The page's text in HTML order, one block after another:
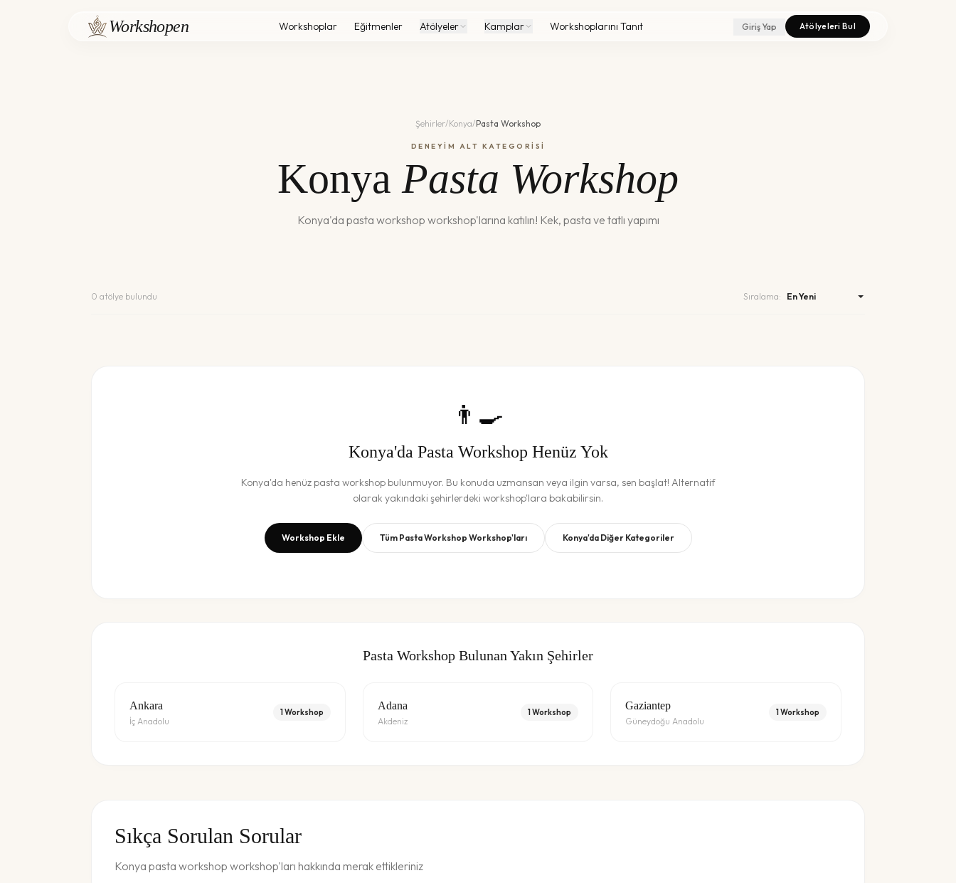
Workshopen Workshoplar Eğitmenler Atölyeler Kamplar Workshoplarını Tanıt Giriş Yap Atölyeleri Bul
Şehirler/Konya/Pasta Workshop
DENEYİM ALT KATEGORİSİ
Konya Pasta Workshop
Konya'da pasta workshop workshop'larına katılın! Kek, pasta ve tatlı yapımı
0 atölye bulundu Sıralama:
👨‍🍳
Konya'da Pasta Workshop Henüz Yok
Konya'da henüzpasta workshopbulunmuyor. Bu konuda uzmansan veya ilgin varsa, sen başlat! Alternatif
olarak yakındaki şehirlerdeki workshop'lara bakabilirsin.
Workshop Ekle Tüm Pasta Workshop Workshop'ları Konya'da Diğer Kategoriler
Pasta Workshop Bulunan Yakın Şehirler
Ankara
İç Anadolu
1 Workshop
Adana
Akdeniz
1 Workshop
Gaziantep
Güneydoğu Anadolu
1 Workshop
Sıkça Sorulan Sorular
Konya pasta workshop workshop'ları hakkında merak ettikleriniz